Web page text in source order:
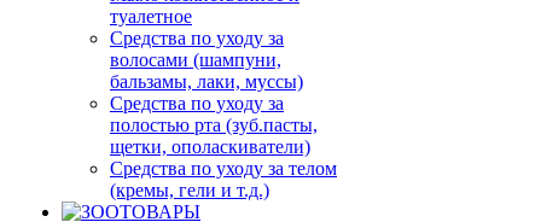
туалетное
Средства по уходу за
волосами (шампуни,
бальзамы, лаки, муссы)
Средства по уходу за
полостью рта (зуб.пасты,
щетки, ополаскиватели)
Средства по уходу за телом
(кремы, гели и т.д.)